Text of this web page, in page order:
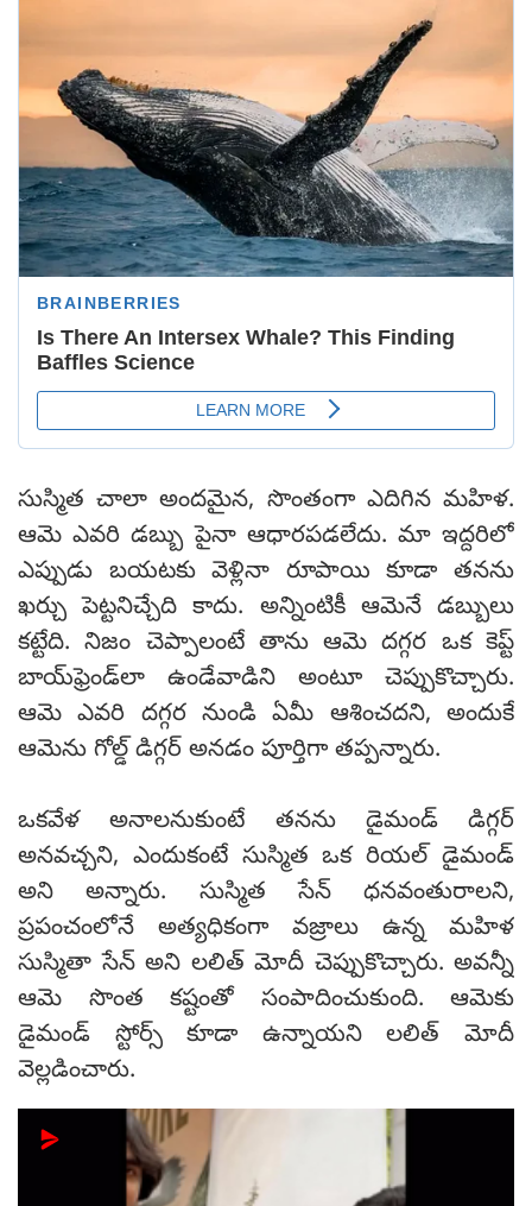
సుస్మిత చాలా అందమైన, సొంతంగా ఎదిగిన మహిళ.
ఆమె ఎవరి డబ్బు పైనా ఆధారపడలేదు. మా ఇద్దరిలో
ఎప్పుడు బయటకు వెళ్లినా రూపాయి కూడా తనను
ఖర్చు పెట్టనిచ్చేది కాదు. అన్నింటికీ ఆమెనే డబ్బులు
కట్టేది. నిజం చెప్పాలంటే తాను ఆమె దగ్గర ఒక కెప్ట్
బాయ్‌ఫ్రెండ్‌లా ఉండేవాడిని అంటూ చెప్పుకొచ్చారు.
ఆమె ఎవరి దగ్గర నుండి ఏమీ ఆశించదని, అందుకే
ఆమెను గోల్డ్ డిగ్గర్ అనడం పూర్తిగా తప్పన్నారు.
ఒకవేళ అనాలనుకుంటే తనను డైమండ్ డిగ్గర్
అనవచ్చని, ఎందుకంటే సుస్మిత ఒక రియల్ డైమండ్
అని అన్నారు. సుస్మిత సేన్ ధనవంతురాలని,
ప్రపంచంలోనే అత్యధికంగా వజ్రాలు ఉన్న మహిళ
సుస్మితా సేన్ అని లలిత్ మోదీ చెప్పుకొచ్చారు. అవన్నీ
ఆమె సొంత కష్టంతో సంపాదించుకుంది. ఆమెకు
డైమండ్ స్టోర్స్ కూడా ఉన్నాయని లలిత్ మోదీ
వెల్లడించారు.